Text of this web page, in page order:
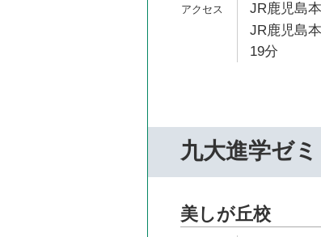
JR鹿児島
JR鹿児島
19分
九大進学ゼミ
美しが丘校